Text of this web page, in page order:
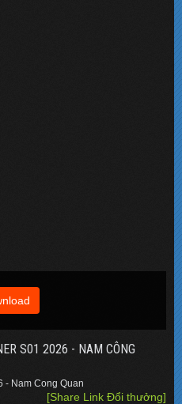
S01 2026 - NAM CÔNG
- Nam Cong Quan
[Share Link Đổi thưởng]